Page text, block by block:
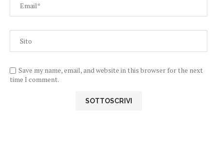
Save my name, email, and website in this browser for the next
time I comment.